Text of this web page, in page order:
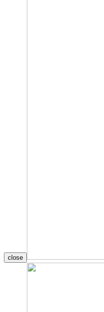
close